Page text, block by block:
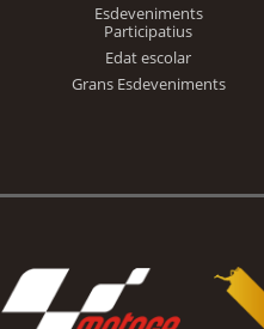
Trinidad Alfonso
Esdeveniments
Participatius
Edat escolar
Grans Esdeveniments